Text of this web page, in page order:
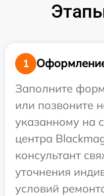
1
Заполните
или позвоните
указанному на
центра
консультант
уточнения
условий